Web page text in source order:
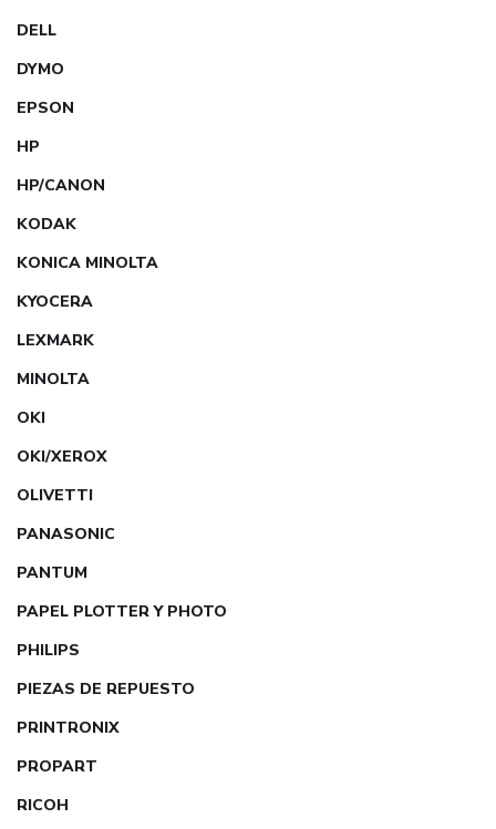
DELL
DYMO
EPSON
HP
HP/CANON
KODAK
KONICA MINOLTA
KYOCERA
LEXMARK
MINOLTA
OKI
OKI/XEROX
OLIVETTI
PANASONIC
PANTUM
PAPEL PLOTTER Y PHOTO
PHILIPS
PIEZAS DE REPUESTO
PRINTRONIX
PROPART
RICOH